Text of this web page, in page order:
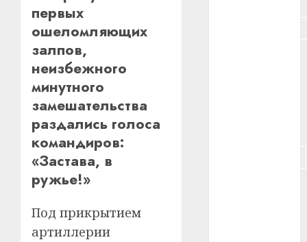
первых
ошеломляющих
залпов,
неизбежного
минутного
замешательства
раздались голоса
командиров:
«Застава, в
ружье!»
Под прикрытием
артиллерии